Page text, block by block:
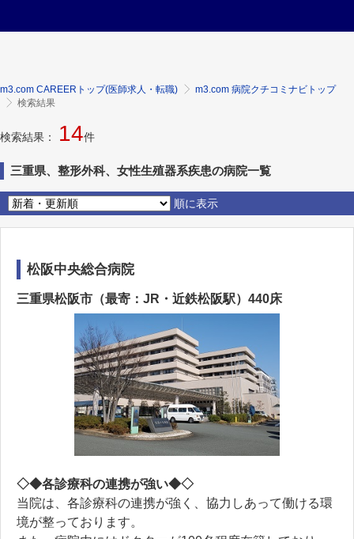
m3.com CAREERトップ(医師求人・転職)
m3.com 病院クチコミナビトップ
検索結果
検索結果： 14件
三重県、整形外科、女性生殖器系疾患の病院一覧
順に表示
松阪中央総合病院
三重県松阪市（最寄：JR・近鉄松阪駅）440床
◇◆各診療科の連携が強い◆◇
当院は、各診療科の連携が強く、協力しあって働ける環
境が整っております。